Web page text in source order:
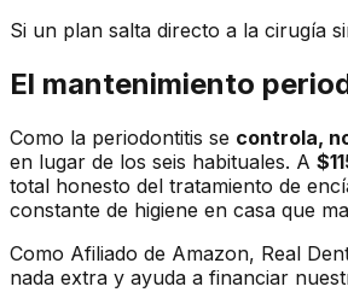
Si un plan salta directo a la cirugía
El mantenimiento
Como la periodontitis se controla,
en lugar de los seis habituales. A
total honesto del tratamiento de
constante de higiene en casa que
Como Afiliado de Amazon, Real
nada extra y ayuda a financiar